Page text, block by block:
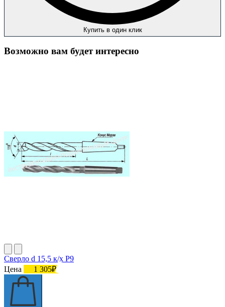
Купить в один клик
Возможно вам будет интересно
Сверло d 15,5 к/х Р9
Цена
1 305₽